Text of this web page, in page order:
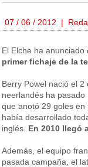
07 / 06 / 2012 |
El Elche ha anunciado
primer fichaje de la
Berry Powel nació el
neerlandés ha
que anotó 29 goles en
había desarrollado
inglés. En 2010 llegó
Además, el equipo
pasada campaña, el